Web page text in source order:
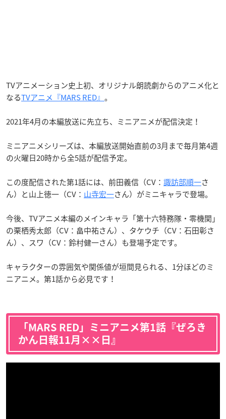
TVアニメーション史上初、オリジナル朗読劇からのアニメ化と
なるTVアニメ『MARS RED』 。
2021年4月の本編放送に先立ち、ミニアニメが配信決定！
ミニアニメシリーズは、本編放送開始直前の3月まで毎月第4週
の火曜日20時から全5話が配信予定。
この度配信された第1話には、前田義信（CV： 諏訪部順一さ
ん）と山上徳一（CV： 山寺宏一さん）がミニキャラで登場。
今後、TVアニメ本編のメインキャラ「第十六特務隊・零機関」
の栗栖秀太郎（CV：畠中祐さん）、タケウチ（CV：石田彰さ
ん）、スワ（CV：鈴村健一さん）も登場予定です。
キャラクターの雰囲気や関係値が垣間見られる、1分ほどのミ
ニアニメ。第1話から必見です！
「MARS RED」ミニアニメ第1話『ぜろき
かん日報11月××日』